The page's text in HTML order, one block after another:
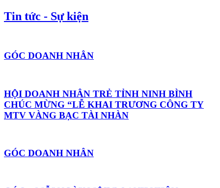
Tin tức - Sự kiện
GÓC DOANH NHÂN
HỘI DOANH NHÂN TRẺ TỈNH NINH BÌNH
CHÚC MỪNG “LỄ KHAI TRƯƠNG CÔNG TY
MTV VÀNG BẠC TÀI NHÀN
GÓC DOANH NHÂN